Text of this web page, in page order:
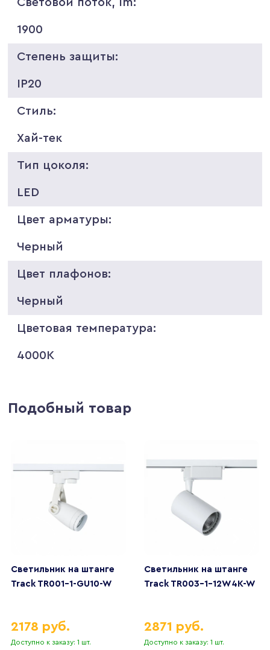
1900
Степень защиты:
IP20
Стиль:
Хай-тек
Тип цоколя:
LED
Цвет арматуры:
Черный
Цвет плафонов:
Черный
Цветовая температура:
4000K
Подобный товар
Светильник на штанге
Track TR001-1-GU10-W
Доступно к заказу: 1 шт.
2178 руб.
Светильник на штанге
Track TR003-1-12W4K-W
Доступно к заказу: 1 шт.
2871 руб.